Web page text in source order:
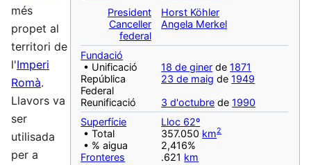
President
Canceller
federal
Horst Köhler
Angela Merkel
Fundació
• Unificació
República
Federal
Reunificació
18 de giner de1871
23 de maig de1949
3 d'octubre de1990
Superfície
• Total
• % aigua
Fronteres
Lloc 62º
357.050 km2
2,416%
.621 km
més
propet al
territori de
l'Imperi
Romà.
Llavors va
ser
utilisada
per a